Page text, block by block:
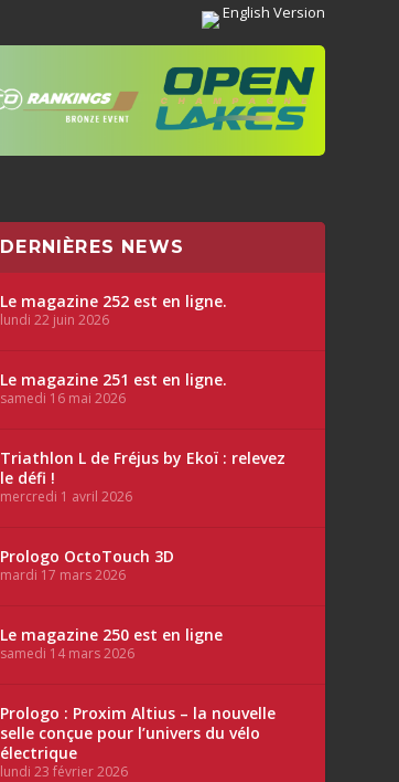
English Version
DERNIÈRES NEWS
Le magazine 252 est en ligne.
lundi 22 juin 2026
Le magazine 251 est en ligne.
samedi 16 mai 2026
Triathlon L de Fréjus by Ekoï : relevez
le défi !
mercredi 1 avril 2026
Prologo OctoTouch 3D
mardi 17 mars 2026
Le magazine 250 est en ligne
samedi 14 mars 2026
Prologo : Proxim Altius – la nouvelle
selle conçue pour l’univers du vélo
électrique
lundi 23 février 2026